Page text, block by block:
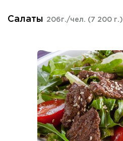
Салаты 206г./чел. (7 200 г.)